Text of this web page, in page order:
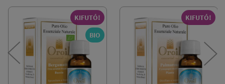
KIFUTÓ!
BIO
KIFUTÓ!